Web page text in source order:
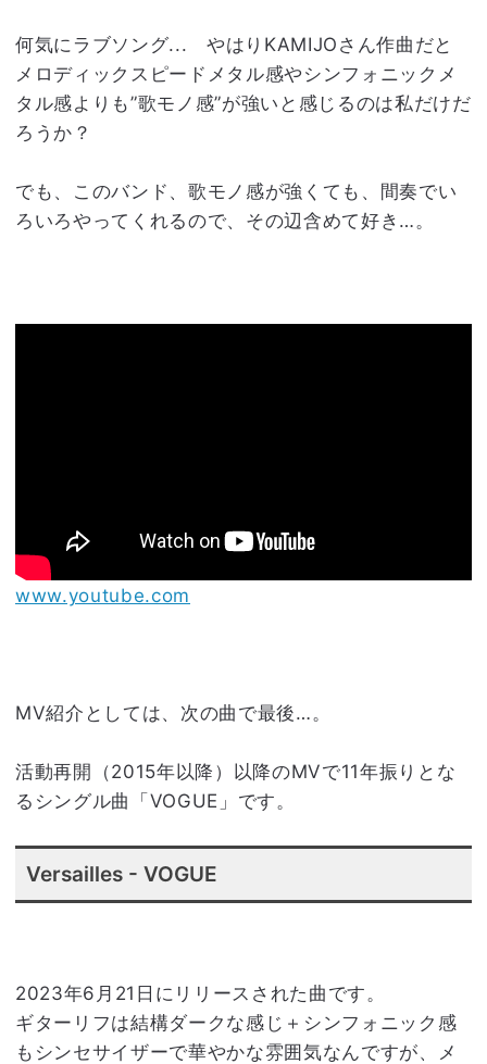
何気にラブソング... やはりKAMIJOさん作曲だと
メロディックスピードメタル感やシンフォニックメ
タル感よりも”歌モノ感”が強いと感じるのは私だけだ
ろうか？
でも、このバンド、歌モノ感が強くても、間奏でい
ろいろやってくれるので、その辺含めて好き…。
www.youtube.com
MV紹介としては、次の曲で最後…。
活動再開（2015年以降）以降のMVで11年振りとな
るシングル曲「VOGUE」です。
Versailles - VOGUE
2023年6月21日にリリースされた曲です。
ギターリフは結構ダークな感じ＋シンフォニック感
もシンセサイザーで華やかな雰囲気なんですが、メ